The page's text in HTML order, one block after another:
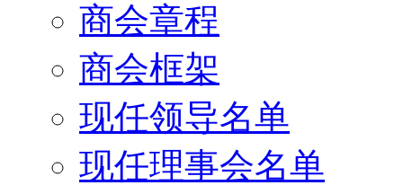
商会章程
商会框架
现任领导名单
现任理事会名单